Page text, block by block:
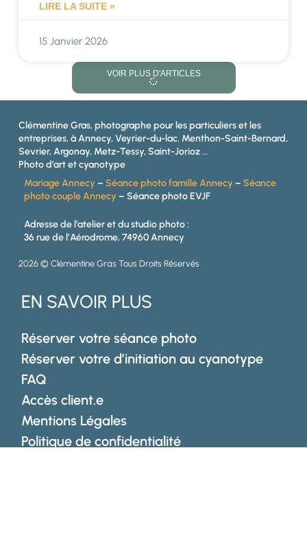
LIRE LA SUITE »
15 Janvier 2026
VOIR PLUS D'ARTICLES
Clémentine Gras, photographe pour les particuliers et les
entreprises, à Annecy, Veyrier-du-lac, Menthon-Saint-Bernard,
Sevrier, Argonay, Metz-Tessy, Saint-Jorioz ...
Photo d’art et cyanotype
Mariage Annecy – Séance photo famille Annecy – Séance
photo couple Annecy – Séance photo EVJF
Adresse de l’atelier et du studio photo :
36 rue de l’Aérodrome, 74960 Annecy
2026 © Clémentine Gras Tous Droits Réservés
EN SAVOIR PLUS
Réserver votre séance photo
Réserver votre d’initiation au cyanotype
FAQ
Accès client.e
Mentions Légales
Politique de confidentialité